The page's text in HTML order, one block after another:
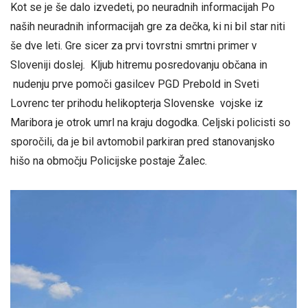
Kot se je še dalo izvedeti, po neuradnih informacijah Po
naših neuradnih informacijah gre za dečka, ki ni bil star niti
še dve leti. Gre sicer za prvi tovrstni smrtni primer v
Sloveniji doslej. Kljub hitremu posredovanju občana in
nudenju prve pomoči gasilcev PGD Prebold in Sveti
Lovrenc ter prihodu helikopterja Slovenske vojske iz
Maribora je otrok umrl na kraju dogodka. Celjski policisti so
sporočili, da je bil avtomobil parkiran pred stanovanjsko
hišo na območju Policijske postaje Žalec.